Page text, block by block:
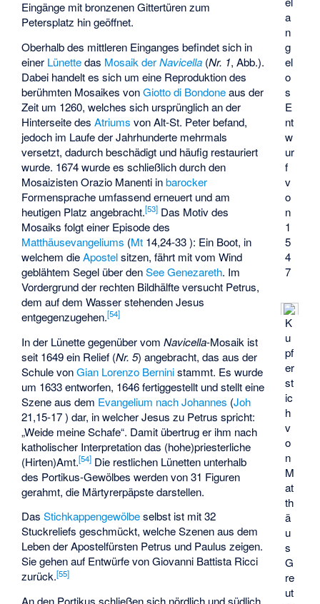
a
n
g
el
o
s
E
nt
w
ur
f
v
o
n
1
5
4
7
K
u
pf
er
st
ic
h
v
o
n
M
at
th
ä
u
s
G
re
ut
Eingänge mit bronzenen Gittertüren zum
Petersplatz hin geöffnet.
Oberhalb des mittleren Einganges befindet sich in
einer Lünettedas Mosaik derNavicella (Nr. 1,Abb.).
Dabei handelt es sich um eine Reproduktion des
berühmten Mosaikes vonGiotto di Bondoneaus der
Zeit um 1260, welches sich ursprünglich an der
Hinterseite desAtriums von Alt-St. Peter befand,
jedoch im Laufe der Jahrhunderte mehrmals
versetzt, dadurch beschädigt und häufig restauriert
wurde. 1674 wurde es schließlich durch den
Mosaizisten Orazio Manenti inbarocker
Formensprache umfassend erneuert und am
heutigen Platz angebracht.[53] Das Motiv des
Mosaiks folgt einer Episode des
Matthäusevangeliums (Mt 14,24-33 ): Ein Boot, in
welchem dieApostelsitzen, fährt mit vom Wind
geblähtem Segel über denSee Genezareth. Im
Vordergrund der rechten Bildhälfte versucht Petrus,
dem auf dem Wasser stehenden Jesus
entgegenzugehen.[54]
In der Lünette gegenüber vomNavicella-Mosaik ist
seit 1649 ein Relief (Nr. 5) angebracht, das aus der
Schule vonGian Lorenzo Berninistammt. Es wurde
um 1633 entworfen, 1646 fertiggestellt und stellt eine
Szene aus dem Evangelium nach Johannes (Joh
21,15-17 ) dar, in welcher Jesus zu Petrus spricht:
„Weide meine Schafe“. Damit übertrug er ihm nach
katholischer Interpretation das (hohe)priesterliche
(Hirten)Amt.[54] Die restlichen Lünetten unterhalb
des Portikus-Gewölbes werden von 31 Figuren
gerahmt, die Märtyrerpäpste darstellen.
DasStichkappengewölbeselbst ist mit 32
Stuckreliefs geschmückt, welche Szenen aus dem
Leben der Apostelfürsten Petrus und Paulus zeigen.
Sie gehen auf Entwürfe vonGiovanni Battista Ricci
zurück.[55]
An den Portikus schließen sich nördlich und südlich